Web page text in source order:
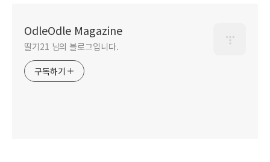
OdleOdle Magazine
딸기21 님의 블로그입니다.
구독하기